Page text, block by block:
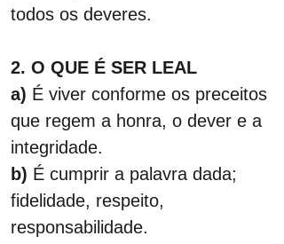
todos os deveres.
2. O QUE É SER LEAL
a) É viver conforme os preceitos
que regem a honra, o dever e a
integridade.
b) É cumprir a palavra dada;
fidelidade, respeito,
responsabilidade.